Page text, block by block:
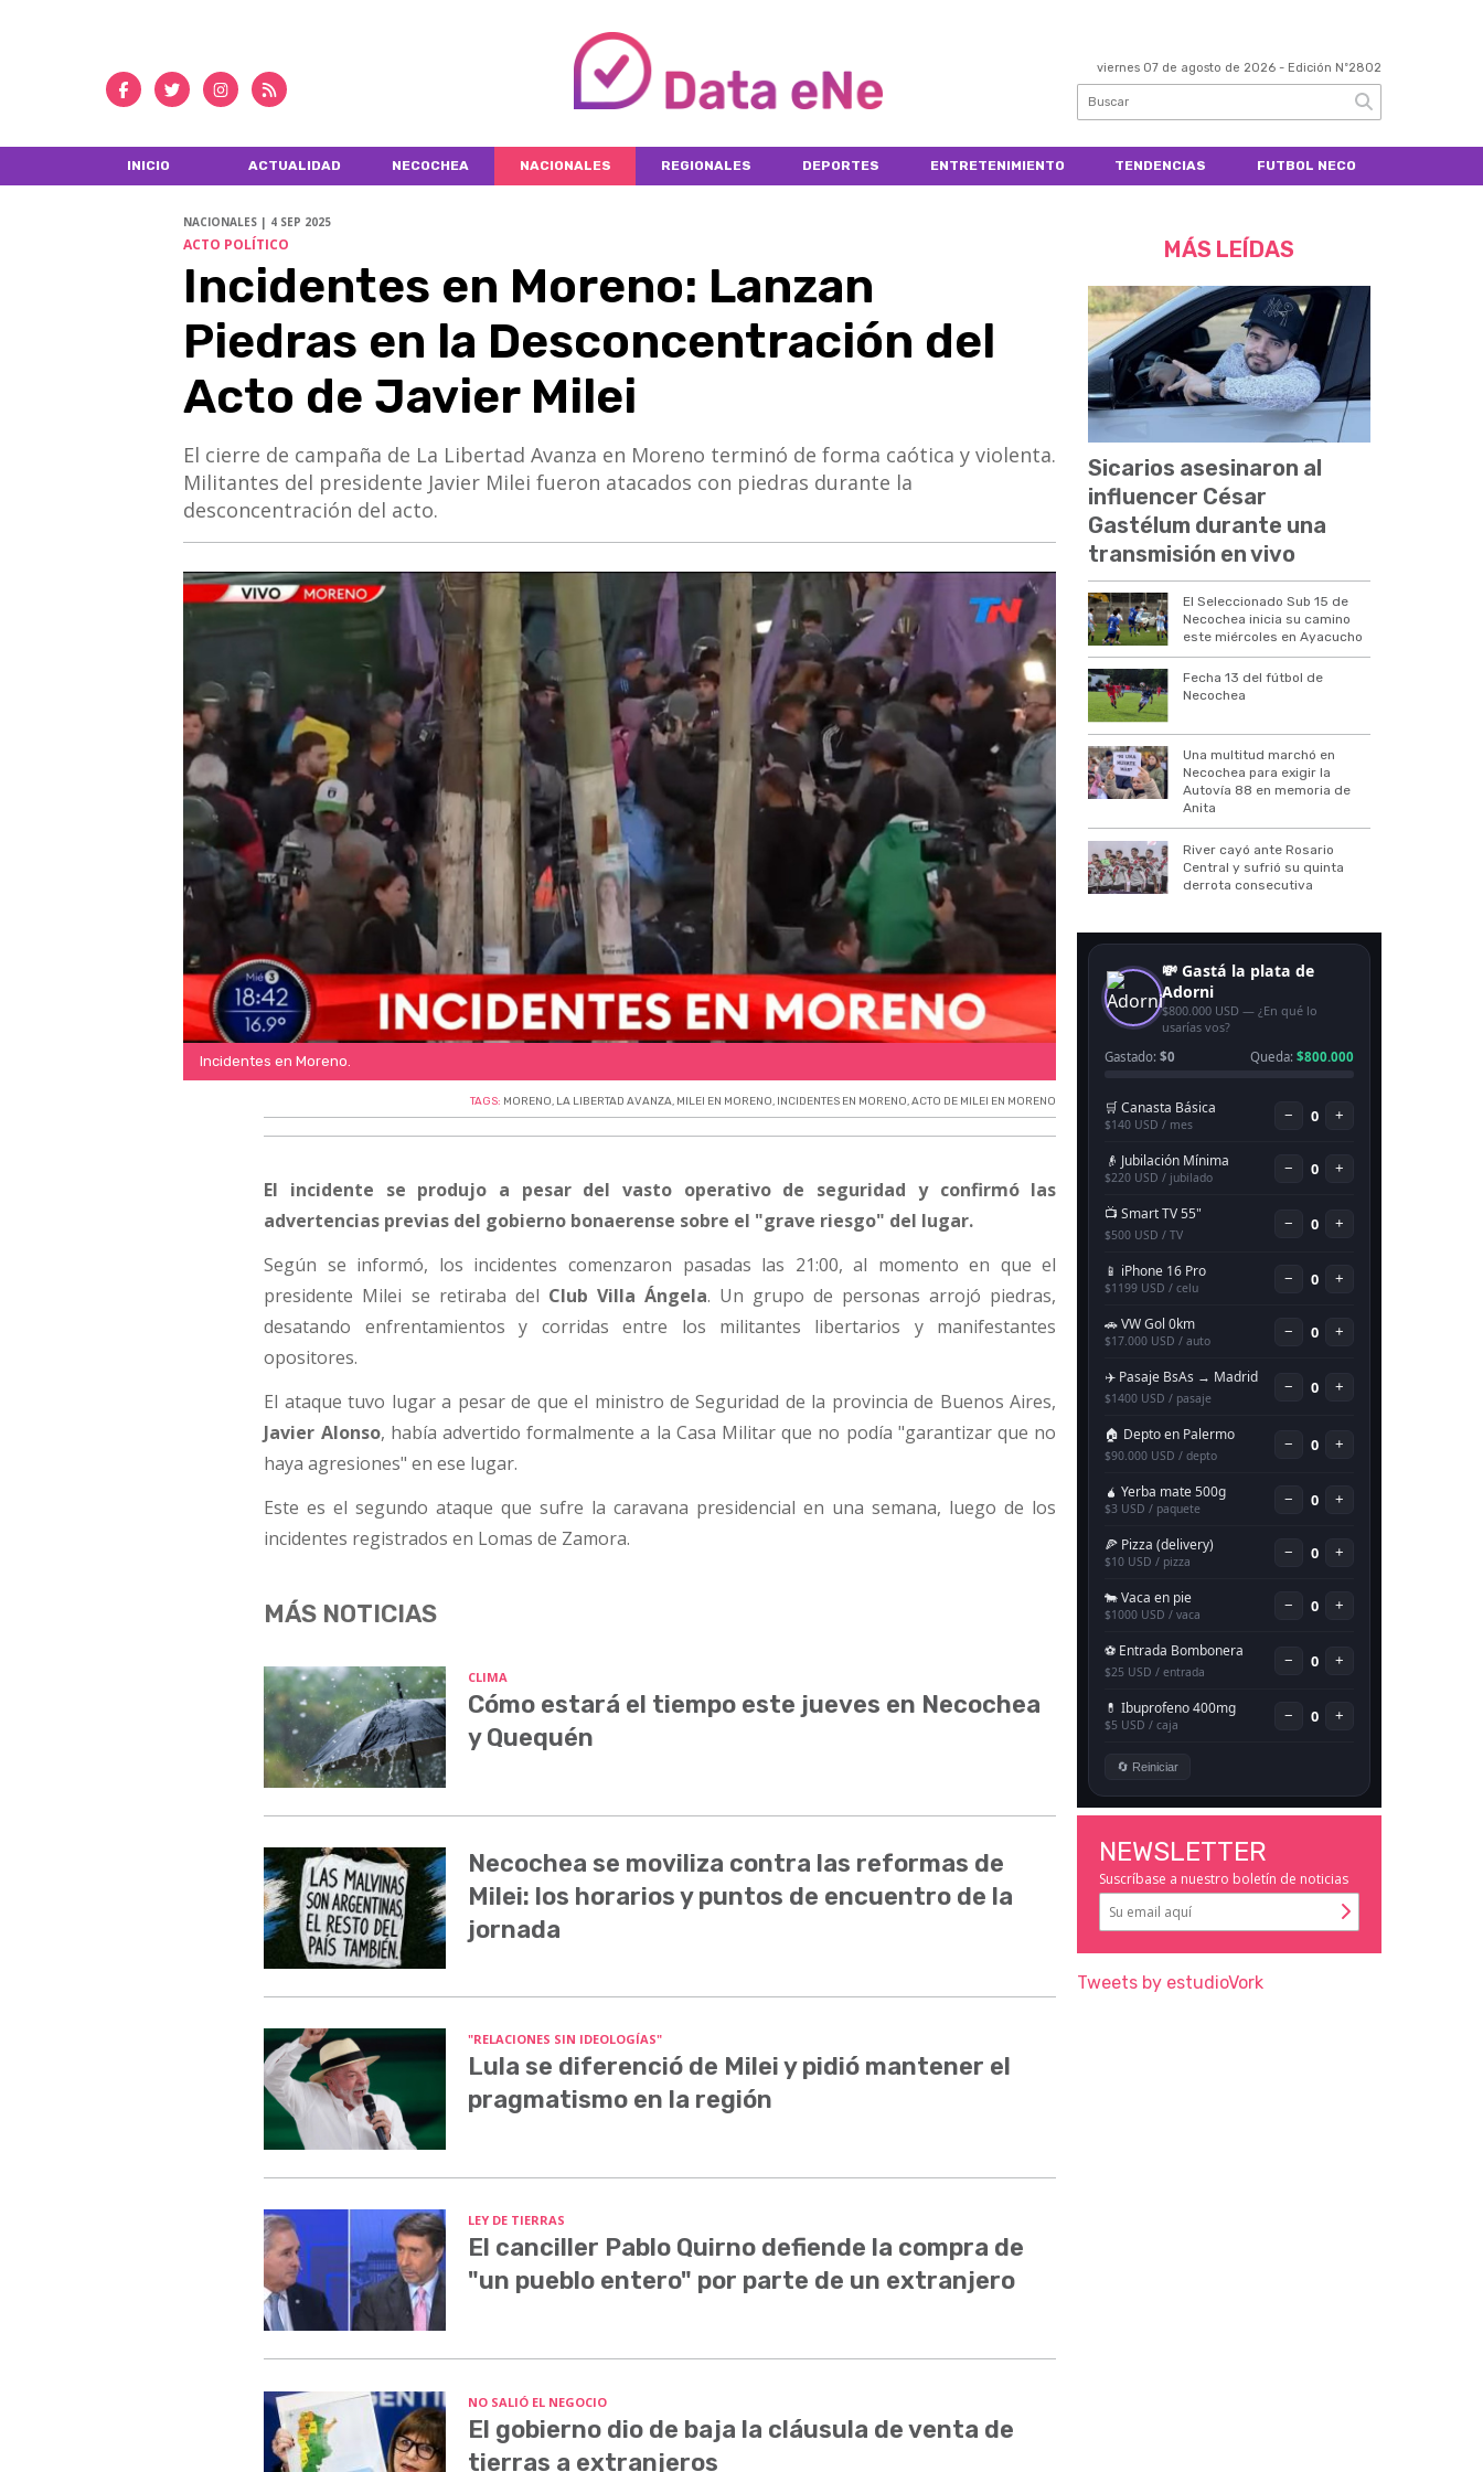
viernes 07 de agosto de 2026 - Edición Nº2802
INICIO ACTUALIDAD NECOCHEA NACIONALES REGIONALES DEPORTES ENTRETENIMIENTO TENDENCIAS FUTBOL NECO
NACIONALES | 4 SEP 2025
ACTO POLÍTICO
Incidentes en Moreno: Lanzan
Piedras en la Desconcentración del
Acto de Javier Milei
​​​​​​​El cierre de campaña de La Libertad Avanza en Moreno terminó de forma caótica y violenta.
Militantes del presidente Javier Milei fueron atacados con piedras durante la
desconcentración del acto.
Incidentes en Moreno. Incidentes en Moreno.
TAGS: MORENO, LA LIBERTAD AVANZA, MILEI EN MORENO, INCIDENTES EN MORENO,ACTO DE MILEI EN MORENO
El incidente se produjo a pesar del vasto operativo de seguridad y confirmó las
advertencias previas del gobierno bonaerense sobre el "grave riesgo" del lugar.
Según se informó, los incidentes comenzaron pasadas las 21:00, al momento en que el
presidente Milei se retiraba del Club Villa Ángela. Un grupo de personas arrojó piedras,
desatando enfrentamientos y corridas entre los militantes libertarios y manifestantes
opositores.
El ataque tuvo lugar a pesar de que el ministro de Seguridad de la provincia de Buenos Aires,
Javier Alonso, había advertido formalmente a la Casa Militar que no podía "garantizar que no
haya agresiones" en ese lugar.
Este es el segundo ataque que sufre la caravana presidencial en una semana, luego de los
incidentes registrados en Lomas de Zamora.
MÁS NOTICIAS
CLIMA
Cómo estará el tiempo este jueves en Necochea
y Quequén
Necochea se moviliza contra las reformas de
Milei: los horarios y puntos de encuentro de la
jornada
"RELACIONES SIN IDEOLOGÍAS"
Lula se diferenció de Milei y pidió mantener el
pragmatismo en la región
LEY DE TIERRAS
El canciller Pablo Quirno defiende la compra de
"un pueblo entero" por parte de un extranjero
NO SALIÓ EL NEGOCIO
El gobierno dio de baja la cláusula de venta de
tierras a extranjeros
MÁS LEÍDAS
Sicarios asesinaron al
influencer César
Gastélum durante una
transmisión en vivo
El Seleccionado Sub 15 de
Necochea inicia su camino
este miércoles en Ayacucho
Fecha 13 del fútbol de
Necochea
Una multitud marchó en
Necochea para exigir la
Autovía 88 en memoria de
Anita
River cayó ante Rosario
Central y sufrió su quinta
derrota consecutiva
NEWSLETTER
Suscríbase a nuestro boletín de noticias
Tweets by estudioVork